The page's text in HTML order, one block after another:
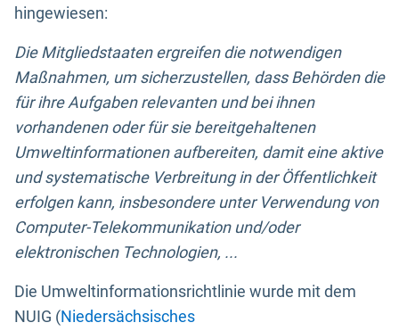
hingewiesen:
Die Mitgliedstaaten ergreifen die notwendigen
Maßnahmen, um sicherzustellen, dass Behörden die
für ihre Aufgaben relevanten und bei ihnen
vorhandenen oder für sie bereitgehaltenen
Umweltinformationen aufbereiten, damit eine aktive
und systematische Verbreitung in der Öffentlichkeit
erfolgen kann, insbesondere unter Verwendung von
Computer-Telekommunikation und/oder
elektronischen Technologien, ...
Die Umweltinformationsrichtlinie wurde mit dem
NUIG (Niedersächsisches